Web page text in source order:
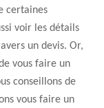
certaines
voir les détails
un devis. Or,
vous faire un
conseillons de
vous faire un